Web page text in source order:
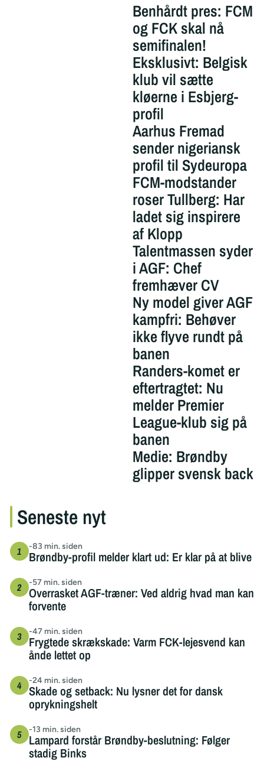
Benhårdt pres: FCM
og FCK skal nå
semifinalen!
Eksklusivt: Belgisk
klub vil sætte
kløerne i Esbjerg-
profil
Aarhus Fremad
sender nigeriansk
profil til Sydeuropa
FCM-modstander
roser Tullberg: Har
ladet sig inspirere
af Klopp
Talentmassen syder
i AGF: Chef
fremhæver CV
Ny model giver AGF
kampfri: Behøver
ikke flyve rundt på
banen
Randers-komet er
eftertragtet: Nu
melder Premier
League-klub sig på
banen
Medie: Brøndby
glipper svensk back
Seneste nyt
-83 min. siden
Brøndby-profil melder klart ud: Er klar på at blive
-57 min. siden
Overrasket AGF-træner: Ved aldrig hvad man kan
forvente
-47 min. siden
Frygtede skrækskade: Varm FCK-lejesvend kan
ånde lettet op
-24 min. siden
Skade og setback: Nu lysner det for dansk
oprykningshelt
-13 min. siden
Lampard forstår Brøndby-beslutning: Følger
stadig Binks